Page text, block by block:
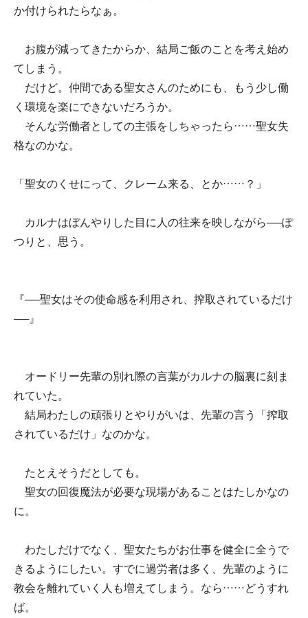
か付けられたらなぁ。
お腹が減ってきたからか、結局ご飯のことを考え始め
てしまう。
だけど。仲間である聖女さんのためにも、もう少し働
く環境を楽にできないだろうか。
そんな労働者としての主張をしちゃったら……聖女失
格なのかな。
「聖女のくせにって、クレーム来る、とか……？」
カルナはぼんやりした目に人の往来を映しながら──ぽ
つりと、思う。
『──聖女はその使命感を利用され、搾取されているだけ
──』
オードリー先輩の別れ際の言葉がカルナの脳裏に刻ま
れていた。
結局わたしの頑張りとやりがいは、先輩の言う「搾取
されているだけ」なのかな。
たとえそうだとしても。
聖女の回復魔法が必要な現場があることはたしかなの
に。
わたしだけでなく、聖女たちがお仕事を健全に全うで
きるようにしたい。すでに過労者は多く、先輩のように
教会を離れていく人も増えてしまう。なら……どうすれ
ば。